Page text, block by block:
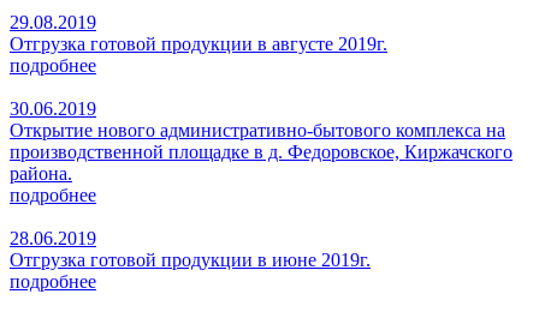
29.08.2019
Отгрузка готовой продукции в августе 2019г.
подробнее
30.06.2019
Открытие нового административно-бытового комплекса на
производственной площадке в д. Федоровское, Киржачского
района.
подробнее
28.06.2019
Отгрузка готовой продукции в июне 2019г.
подробнее